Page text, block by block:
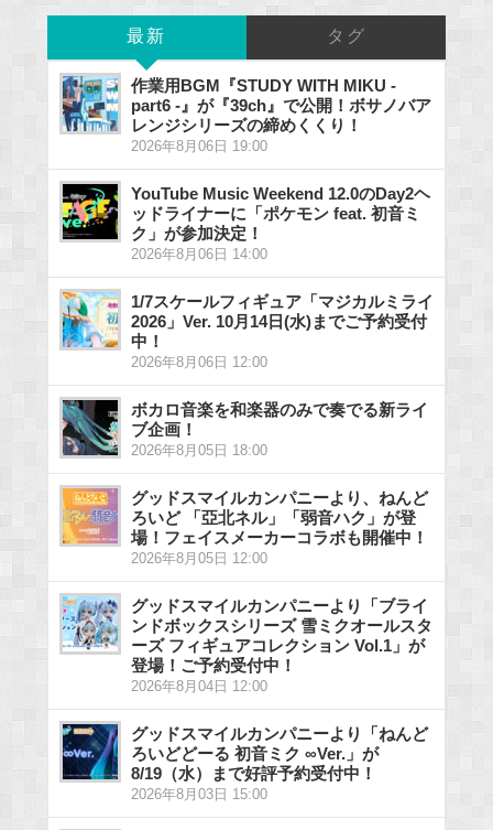
最新 タグ
作業用BGM『STUDY WITH MIKU -
part6 -』が『39ch』で公開！ボサノバア
レンジシリーズの締めくくり！
2026年8月06日 19:00
YouTube Music Weekend 12.0のDay2ヘ
ッドライナーに「ポケモン feat. 初音ミ
ク」が参加決定！
2026年8月06日 14:00
1/7スケールフィギュア「マジカルミライ
2026」Ver. 10月14日(水)までご予約受付
中！
2026年8月06日 12:00
ボカロ音楽を和楽器のみで奏でる新ライ
ブ企画！
2026年8月05日 18:00
グッドスマイルカンパニーより、ねんど
ろいど 「亞北ネル」「弱音ハク」が登
場！フェイスメーカーコラボも開催中！
2026年8月05日 12:00
グッドスマイルカンパニーより「ブライ
ンドボックスシリーズ 雪ミクオールスタ
ーズ フィギュアコレクション Vol.1」が
登場！ご予約受付中！
2026年8月04日 12:00
グッドスマイルカンパニーより「ねんど
ろいどどーる 初音ミク ∞Ver.」が
8/19（水）まで好評予約受付中！
2026年8月03日 15:00